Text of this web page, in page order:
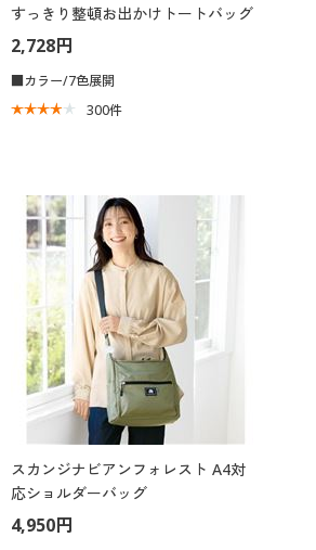
すっきり整頓お出かけトートバッグ
2,728円
■カラー/7色展開
300件
スカンジナビアンフォレスト A4対
応ショルダーバッグ
4,950円